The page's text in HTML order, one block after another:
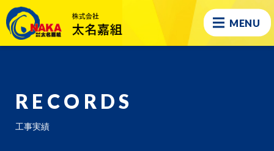
MENU
RECORDS
工事実績